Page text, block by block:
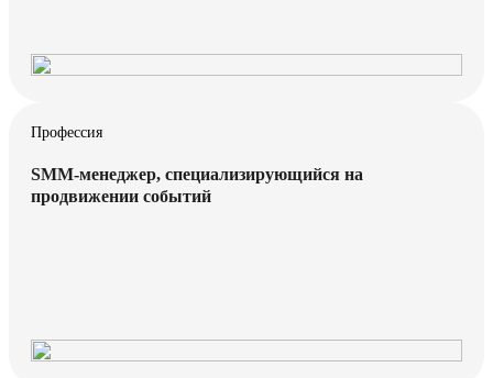
Профессия
SMM-менеджер, специализирующийся на
продвижении событий